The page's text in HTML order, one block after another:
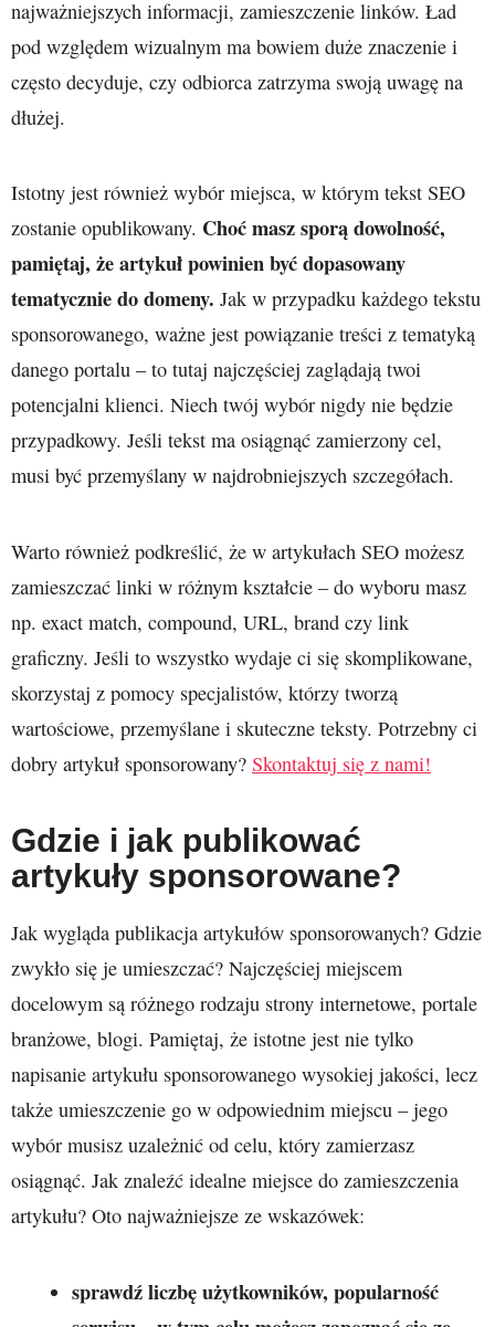
najważniejszych informacji, zamieszczenie linków. Ład
pod względem wizualnym ma bowiem duże znaczenie i
często decyduje, czy odbiorca zatrzyma swoją uwagę na
dłużej.
Istotny jest również wybór miejsca, w którym tekst SEO
zostanie opublikowany. Choć masz sporą dowolność,
pamiętaj, że artykuł powinien być dopasowany
tematycznie do domeny. Jak w przypadku każdego tekstu
sponsorowanego, ważne jest powiązanie treści z tematyką
danego portalu – to tutaj najczęściej zaglądają twoi
potencjalni klienci. Niech twój wybór nigdy nie będzie
przypadkowy. Jeśli tekst ma osiągnąć zamierzony cel,
musi być przemyślany w najdrobniejszych szczegółach.
Warto również podkreślić, że w artykułach SEO możesz
zamieszczać linki w różnym kształcie – do wyboru masz
np. exact match, compound, URL, brand czy link
graficzny. Jeśli to wszystko wydaje ci się skomplikowane,
skorzystaj z pomocy specjalistów, którzy tworzą
wartościowe, przemyślane i skuteczne teksty. Potrzebny ci
dobry artykuł sponsorowany? Skontaktuj się z nami!
Gdzie i jak publikować
artykuły sponsorowane?
Jak wygląda publikacja artykułów sponsorowanych? Gdzie
zwykło się je umieszczać? Najczęściej miejscem
docelowym są różnego rodzaju strony internetowe, portale
branżowe, blogi. Pamiętaj, że istotne jest nie tylko
napisanie artykułu sponsorowanego wysokiej jakości, lecz
także umieszczenie go w odpowiednim miejscu – jego
wybór musisz uzależnić od celu, który zamierzasz
osiągnąć. Jak znaleźć idealne miejsce do zamieszczenia
artykułu? Oto najważniejsze ze wskazówek:
sprawdź liczbę użytkowników, popularność